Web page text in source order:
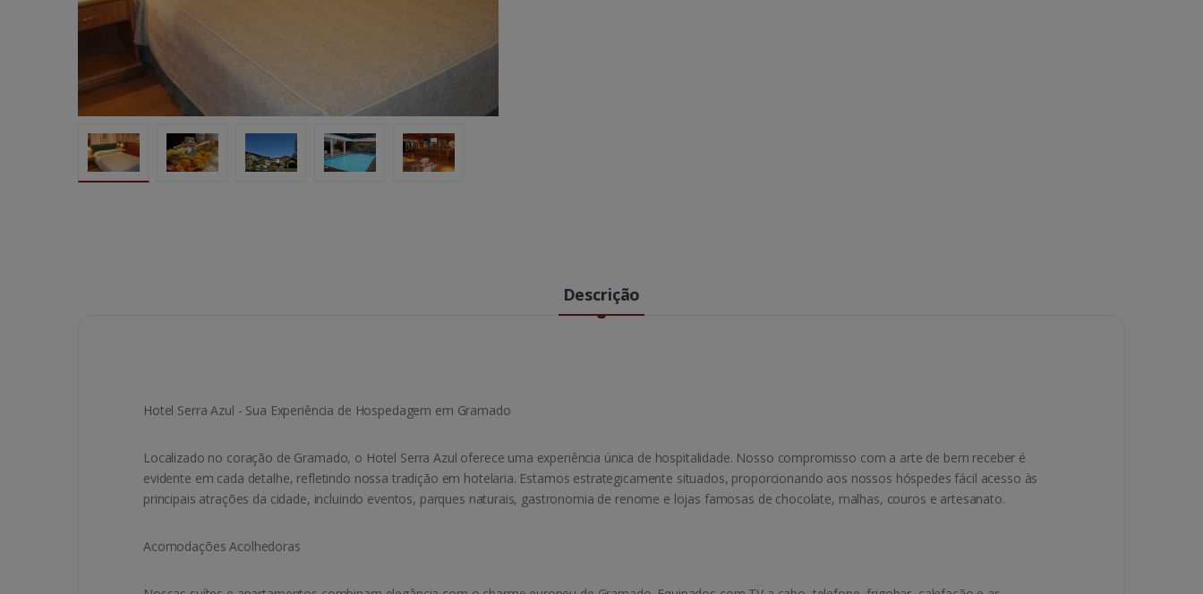
Descrição
Hotel Serra Azul - Sua Experiência de Hospedagem em Gramado
Localizado no coração de Gramado, o Hotel Serra Azul oferece uma experiência única de hospitalidade. Nosso compromisso com a arte de bem receber é
evidente em cada detalhe, refletindo nossa tradição em hotelaria. Estamos estrategicamente situados, proporcionando aos nossos hóspedes fácil acesso às
principais atrações da cidade, incluindo eventos, parques naturais, gastronomia de renome e lojas famosas de chocolate, malhas, couros e artesanato.
Acomodações Acolhedoras